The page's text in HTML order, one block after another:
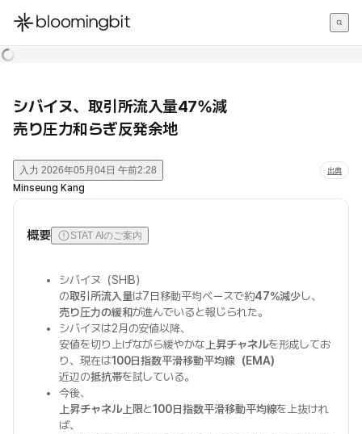
한국어
シバイヌ、取引所流入量47%減
売り圧力和らぎ反発余地
入力 2026年05月04日 午前2:28 出典
Minseung Kang
概要 STAT AIのご案内
シバイヌ（SHIB）
の取引所流入量は7日移動平均ベースで約47%減少し、
売り圧力の緩和が進んでいると報じられた。
シバイヌは2月の安値以降、
安値を切り上げながら緩やかな 上昇チャネルを形成してお
り、現在は100日指数平滑移動平均線（EMA）
近辺の抵抗帯を試している。
今後、
上昇チャネル上限と100日指数平滑移動平均線を上抜けれ
ば、